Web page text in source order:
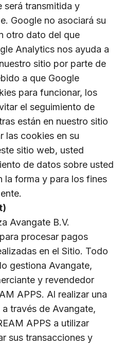
será transmitida y
Google no asociará su
otro dato del que
Analytics nos ayuda a
sitio por parte de
a que Google
para funcionar, los
el seguimiento de
están en nuestro sitio
las cookies en su
sitio web, usted
de datos sobre usted
la forma y para los fines
Avangate B.V.
procesar pagos
en el Sitio. Todo
gestiona Avangate,
y revendedor
APPS. Al realizar una
través de Avangate,
APPS a utilizar
sus transacciones y